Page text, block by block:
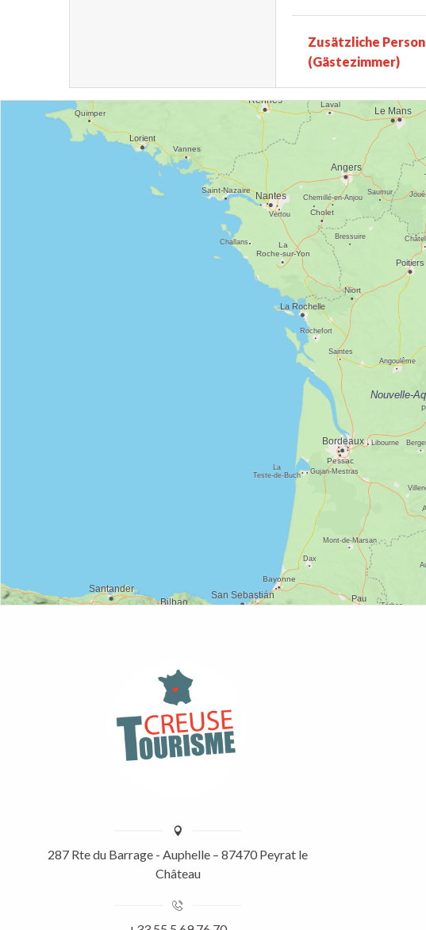
Zusätzliche Person
(Gästezimmer)
287 Rte du Barrage - Auphelle – 87470 Peyrat le
Château